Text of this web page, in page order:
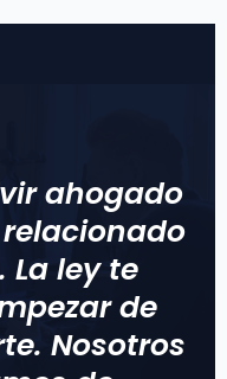
ahogado
ley te
de
Nosotros